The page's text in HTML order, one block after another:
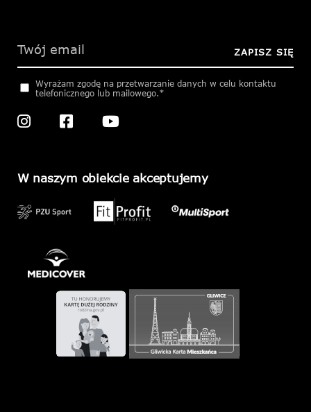
this
ZAPISZ SIĘ
Wyrażam zgodę na przetwarzanie danych w celu kontaktu
telefonicznego lub mailowego.*
W naszym obiekcie akceptujemy